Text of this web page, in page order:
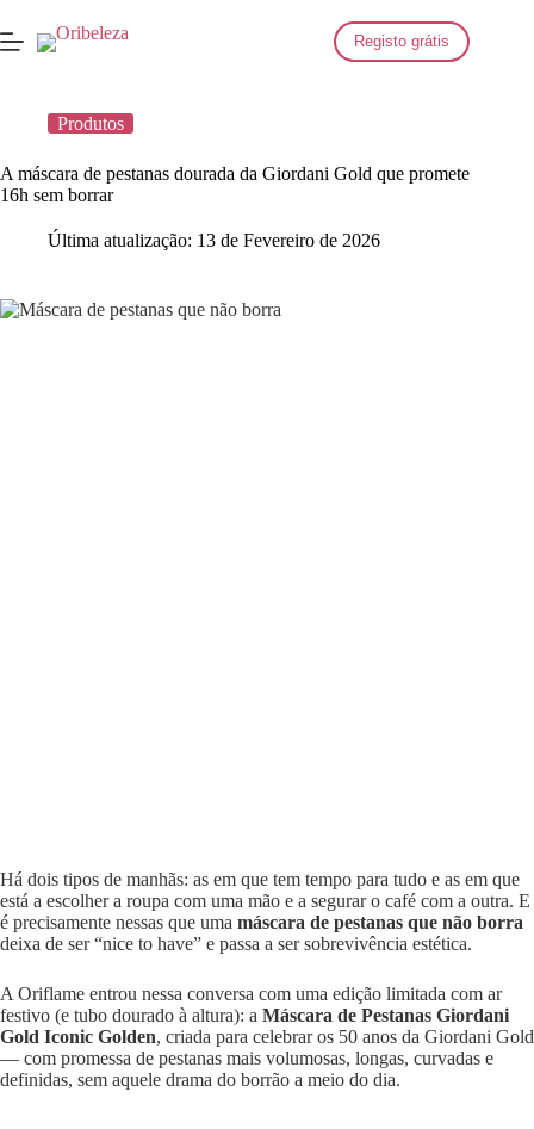
para
o
Registo grátis
Produtos
A máscara de pestanas dourada da Giordani Gold que promete
16h sem borrar
Última atualização: 13 de Fevereiro de 2026
Há dois tipos de manhãs: as em que tem tempo para tudo e as em que
está a escolher a roupa com uma mão e a segurar o café com a outra. E
é precisamente nessas que uma máscara de pestanas que não borra
deixa de ser “nice to have” e passa a ser sobrevivência estética.
A Oriflame entrou nessa conversa com uma edição limitada com ar
festivo (e tubo dourado à altura): a Máscara de Pestanas Giordani
Gold Iconic Golden, criada para celebrar os 50 anos da Giordani Gold
— com promessa de pestanas mais volumosas, longas, curvadas e
definidas, sem aquele drama do borrão a meio do dia.